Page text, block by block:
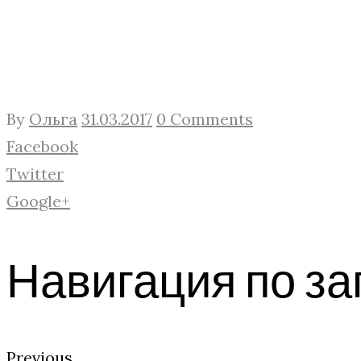
By Ольга 31.03.2017 0 Comments
Facebook
Twitter
Google+
Навигация по